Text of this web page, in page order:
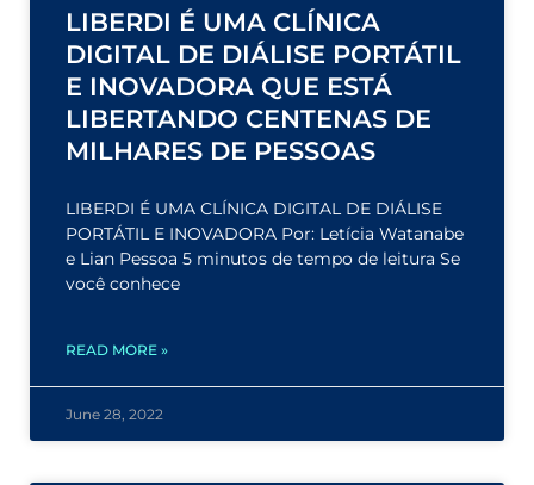
LIBERDI É UMA CLÍNICA
DIGITAL DE DIÁLISE PORTÁTIL
E INOVADORA QUE ESTÁ
LIBERTANDO CENTENAS DE
MILHARES DE PESSOAS
LIBERDI É UMA CLÍNICA DIGITAL DE DIÁLISE
PORTÁTIL E INOVADORA Por: Letícia Watanabe
e Lian Pessoa 5 minutos de tempo de leitura Se
você conhece
READ MORE »
June 28, 2022